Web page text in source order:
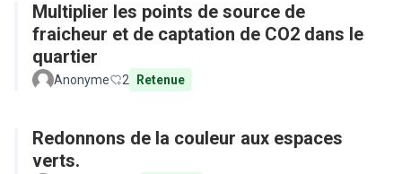
Multiplier les points de source de
fraicheur et de captation de CO2 dans le
quartier
Anonyme 2 Retenue
Redonnons de la couleur aux espaces
verts.